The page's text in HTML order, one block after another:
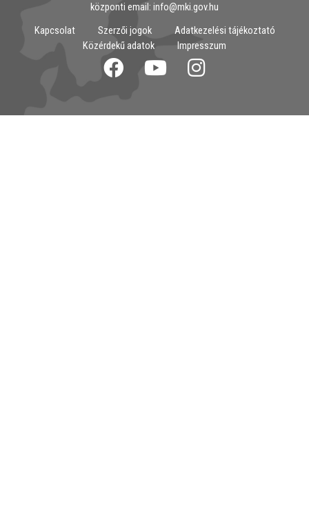
központi email: info@mki.gov.hu
Kapcsolat
Szerzői jogok
Adatkezelési tájékoztató
Közérdekű adatok
Impresszum